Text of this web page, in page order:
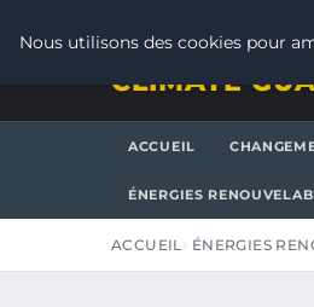
CLIMATE
ACCUEIL
ÉNERGIES
ACCUEIL ÉNERGIES
Nous utilisons des cookies pour